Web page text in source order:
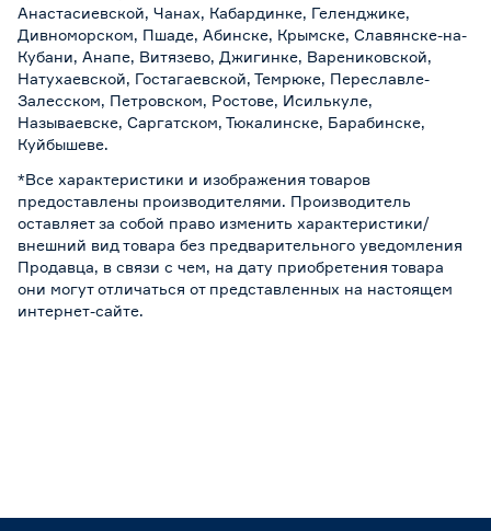
Анастасиевской, Чанах, Кабардинке, Геленджике,
Дивноморском, Пшаде, Абинске, Крымске, Славянске-на-
Кубани, Анапе, Витязево, Джигинке, Варениковской,
Натухаевской, Гостагаевской, Темрюке, Переславле-
Залесском, Петровском, Ростове, Исилькуле,
Называевске, Саргатском, Тюкалинске, Барабинске,
Куйбышеве.
*Все характеристики и изображения товаров
предоставлены производителями. Производитель
оставляет за собой право изменить характеристики/
внешний вид товара без предварительного уведомления
Продавца, в связи с чем, на дату приобретения товара
они могут отличаться от представленных на настоящем
интернет-сайте.